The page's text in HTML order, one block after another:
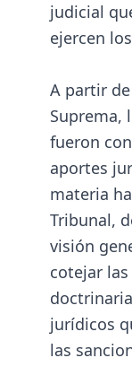
judicial
ejercen
A partir
Suprema,
fueron
aportes
materia
Tribunal,
visión
cotejar
jurídicos
las